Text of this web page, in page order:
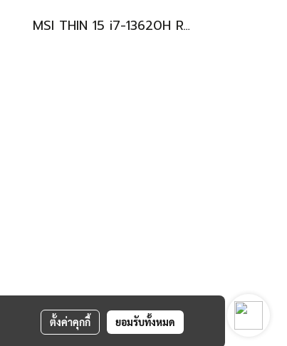
MSI THIN 15 i7-13620H RTX-2050(4GB) Ram8 SSD512 จอ15.6 FHD 144Hz สเปคเกมมิ่ง คีย์บอร์ดไฟสีฟ้า ดีไซน์เรียบหรู น้ำหนักเบาไม่ถึง2kg เครื่องมีประกันศูนย์พร้อมใช้งานในราคาสุดคุ้มเพียง 18,500.-เท่านั้น
ตั้งค่าคุกกี้ ยอมรับทั้งหมด